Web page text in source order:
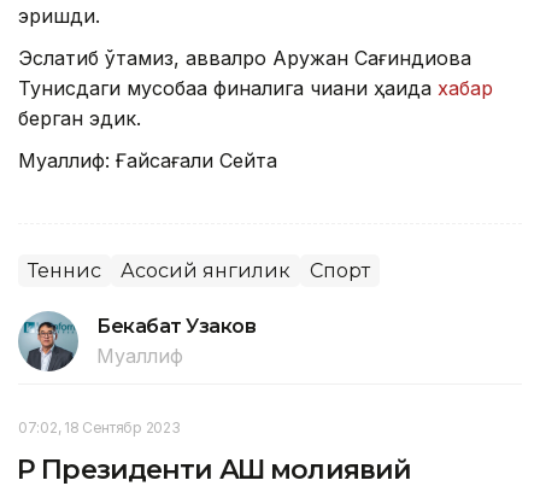
эришди.
Эслатиб ўтамиз, аввалроқ Аружан Сағиндиқова
Тунисдаги мусобақа финалига чиққани ҳақида хабар
берган эдик.
Муаллиф: Ғайсағали Сейтақ
Теннис Асосий янгилик Спорт
Бекабат Узаков
Муаллиф
07:02, 18 Сентябр 2023
ҚР Президенти АҚШ молиявий